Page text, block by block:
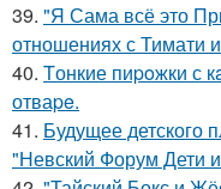
39. "Я Сама всё это
отношениях с Тимати
40. Tонкие пиpoжки с
отваpe.
41. Будущее детского
"Невский Форум Дети